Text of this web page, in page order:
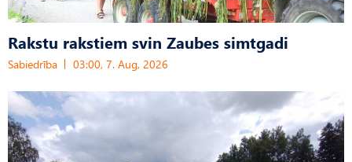
Rakstu rakstiem svin Zaubes simtgadi
Sabiedrība 03:00, 7. Aug, 2026